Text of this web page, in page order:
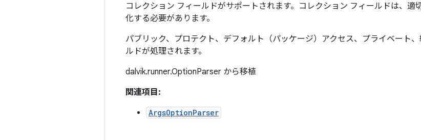
コレクション フィールドがサポートされます。コレクション フィールドは、適
化する必要があります。
パブリック、プロテクト、デフォルト（パッケージ）アクセス、プライベート
ルドが処理されます。
dalvik.runner.OptionParser から移植
関連項目:
ArgsOptionParser